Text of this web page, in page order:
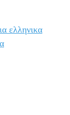
ελληνικα